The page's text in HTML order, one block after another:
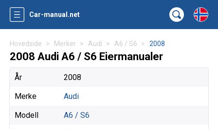
Car-manual.net
Hovedside Merker Audi A6 / S6 2008
2008 Audi A6 / S6 Eiermanualer
År 2008
Merke Audi
Modell A6 / S6